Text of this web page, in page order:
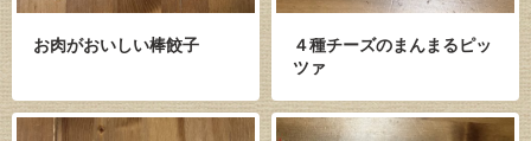
お肉がおいしい棒餃子
４種チーズのまんまるピッ
ツァ